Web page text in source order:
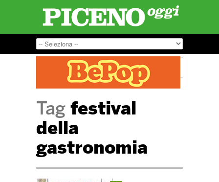
Tag festival
della
gastronomia